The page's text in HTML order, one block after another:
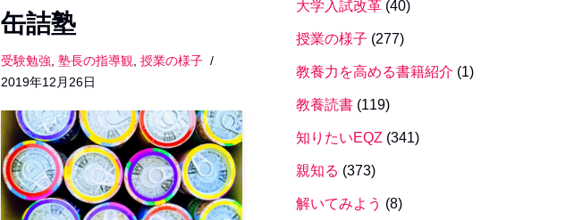
缶詰塾
受験勉強, 塾長の指導観, 授業の様子
2019年12月26日
大学入試改革(40)
授業の様子 (277)
教養力を高める書籍紹介 (1)
教養読書(119)
知りたいEQZ (341)
親知る (373)
解いてみよう (8)